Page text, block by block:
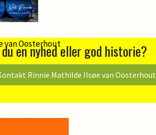
en nyhed eller god historie?
Rinnie Mathilde Ilsøe van Oosterhout